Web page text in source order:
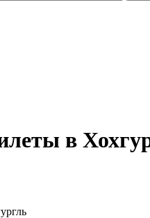
в